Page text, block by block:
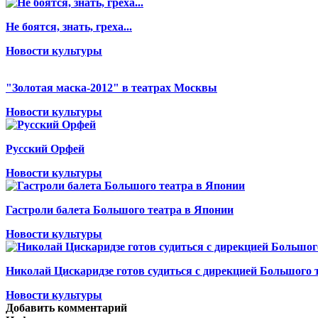
Не боятся, знать, греха...
Новости культуры
"Золотая маска-2012" в театрах Москвы
Новости культуры
Русский Орфей
Новости культуры
Гастроли балета Большого театра в Японии
Новости культуры
Николай Цискаридзе готов судиться с дирекцией Большого
Новости культуры
Добавить комментарий